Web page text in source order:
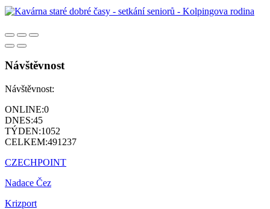
Návštěvnost
Návštěvnost:
ONLINE:0
DNES:45
TÝDEN:1052
CELKEM:491237
CZECHPOINT
Nadace Čez
Krizport